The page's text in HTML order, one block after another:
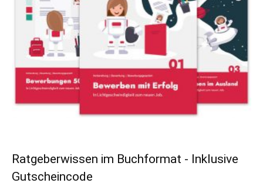
Ratgeberwissen im Buchformat - Inklusive
Gutscheincode